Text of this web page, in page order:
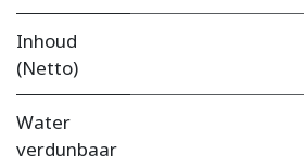
Inhoud
(Netto)
Water
verdunbaar